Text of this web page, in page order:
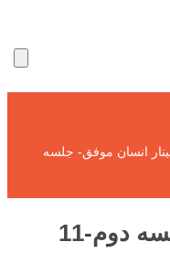
انسان موفق- جلسه
سمینار انسان موفق- جلسه دوم-11